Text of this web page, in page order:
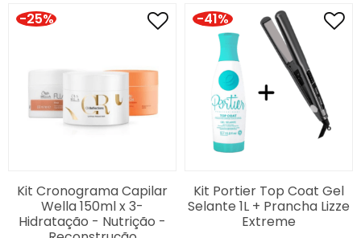
-25%
Kit Cronograma Capilar
Wella 150ml x 3-
Hidratação - Nutrição -
-41%
Kit Portier Top Coat Gel
Selante 1L + Prancha Lizze
Extreme